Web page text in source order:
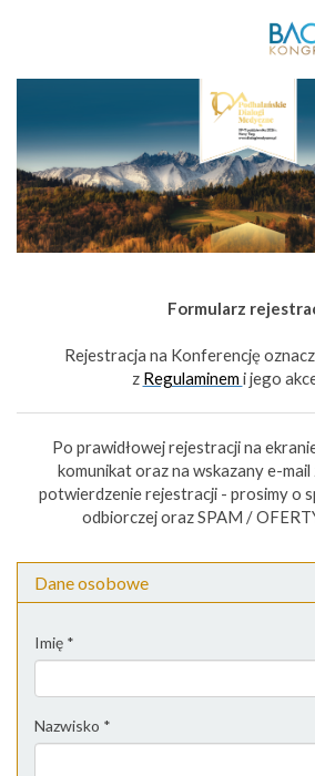
Formularz
Rejestracja na Konferencję
z Regulaminem i jego
Po prawidłowej rejestracji na
komunikat oraz na wskazany e-
potwierdzenie rejestracji - prosimy o
odbiorczej oraz SPAM /
Dane osobowe
Imię *
Nazwisko *